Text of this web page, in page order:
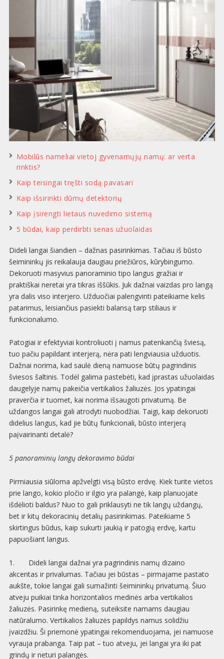
Mobilūs nameliai vietoj gyvenamųjų namų: ar verta
rinktis?
Kaip teisingai tręšti sodą pavasari
Kaip išsirinkti dūmų detektorių
Kaip įsirengti lietaus nuvedimo sistemą
5 būdai, kaip perdirbti senas užuolaidas
Dideli langai šiandien – dažnas pasirinkimas. Tačiau iš būsto
šeimininkų jis reikalauja daugiau priežiūros, kūrybingumo.
Dekoruoti masyvius panoraminio tipo langus gražiai ir
praktiškai neretai yra tikras iššūkis. Juk dažnai vaizdas pro langą
yra dalis viso interjero. Užduočiai palengvinti pateikiame kelis
patarimus, leisiančius pasiekti balansą tarp stiliaus ir
funkcionalumo.
Patogiai ir efektyviai kontroliuoti į namus patenkančią šviesą,
tuo pačiu papildant interjerą, nėra pati lengviausia užduotis.
Dažnai norima, kad saulė dieną namuose būtų pagrindinis
šviesos šaltinis. Todėl galima pastebėti, kad įprastas užuolaidas
daugelyje namų pakeičia vertikalios žaliuzės. Jos ypatingai
praverčia ir tuomet, kai norima išsaugoti privatumą. Be
uždangos langai gali atrodyti nuobodžiai. Taigi, kaip dekoruoti
didelius langus, kad jie būtų funkcionali, būsto interjerą
paįvairinanti detalė?
5 panoraminių langų dekoravimo būdai
Pirmiausia siūloma apžvelgti visą būsto erdvę. Kiek turite vietos
prie lango, kokio pločio ir ilgio yra palangė, kaip planuojate
išdėlioti baldus? Nuo to gali priklausyti ne tik langų uždangų,
bet ir kitų dekoracinių detalių pasirinkimas. Pateikiame 5
skirtingus būdus, kaip sukurti jaukią ir patogią erdvę, kartu
papuošiant langus.
1. Dideli langai dažnai yra pagrindinis namų dizaino
akcentas ir privalumas. Tačiau jei būstas – pirmajame pastato
aukšte, tokie langai gali sumažinti šeimininkų privatumą. Šiuo
atveju puikiai tinka horizontalios medinės arba vertikalios
žaliuzės. Pasirinkę medieną, suteiksite namams daugiau
natūralumo. Vertikalios žaliuzės papildys namus solidžiu
įvaizdžiu. Ši priemonė ypatingai rekomenduojama, jei namuose
vyrauja prabanga. Taip pat – tuo atveju, jei langai yra iki pat
grindų ir neturi palangės.